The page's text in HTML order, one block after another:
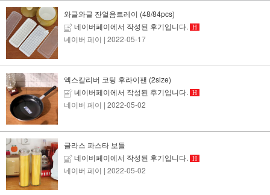
와글와글 잔얼음트레이 (48/84pcs)
네이버페이에서 작성된 후기입니다.
H
네이버 페이 | 2022-05-17
엑스칼리버 코팅 후라이팬 (2size)
네이버페이에서 작성된 후기입니다.
H
네이버 페이 | 2022-05-02
글라스 파스타 보틀
네이버페이에서 작성된 후기입니다.
H
네이버 페이 | 2022-05-02